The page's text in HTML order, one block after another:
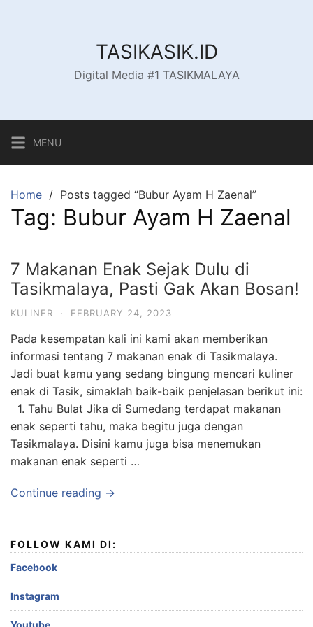
TASIKASIK.ID
Digital Media #1 TASIKMALAYA
MENU
Home Posts tagged “Bubur Ayam H Zaenal”
Tag: Bubur Ayam H Zaenal
7 Makanan Enak Sejak Dulu di
Tasikmalaya, Pasti Gak Akan Bosan!
KULINER · FEBRUARY 24, 2023
Pada kesempatan kali ini kami akan memberikan
informasi tentang 7 makanan enak di Tasikmalaya.
Jadi buat kamu yang sedang bingung mencari kuliner
enak di Tasik, simaklah baik-baik penjelasan berikut ini:
1. Tahu Bulat Jika di Sumedang terdapat makanan
enak seperti tahu, maka begitu juga dengan
Tasikmalaya. Disini kamu juga bisa menemukan
makanan enak seperti …
Continue reading →
FOLLOW KAMI DI:
Facebook
Instagram
Youtube